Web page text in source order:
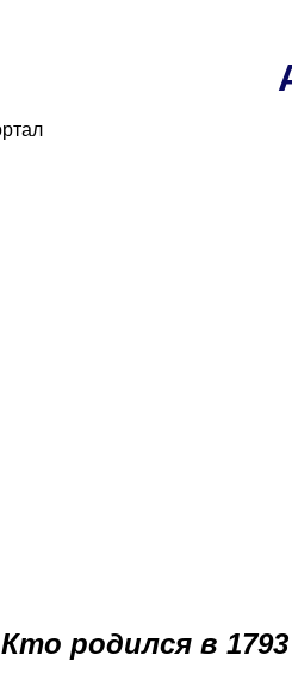
Кто родился в 1793